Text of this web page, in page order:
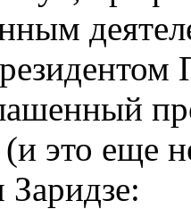
(и это еще
Заридзе: